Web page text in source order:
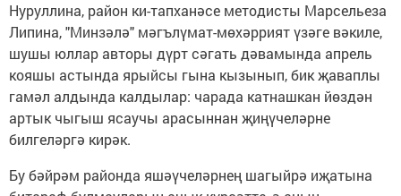
Нуруллина, район ки-тапханәсе методисты Марсельеза
Липина, "Минзәлә" мәгълүмат-мөхәррият үзәге вәкиле,
шушы юллар авторы дүрт сәгать дәвамында апрель
кояшы астында ярыйсы гына кызынып, бик җаваплы
гамәл ал­дында калдылар: чарада катнашкан йөздән
артык чыгыш ясаучы арасыннан җиңүчеләрне
билгеләргә кирәк.
Бу бәйрәм районда яшәүчеләрнең шагыйрә иҗатына